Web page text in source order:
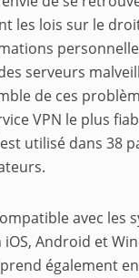
les lois sur le
serveurs
de ces
VPN le plus
utilisé dans 38
avec les
iOS, Android et
également